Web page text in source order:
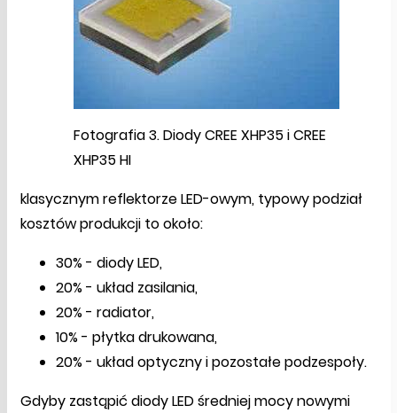
Fotografia 3. Diody CREE XHP35 i CREE
XHP35 HI
klasycznym reflektorze LED-owym, typowy podział
kosztów produkcji to około:
30% - diody LED,
20% - układ zasilania,
20% - radiator,
10% - płytka drukowana,
20% - układ optyczny i pozostałe podzespoły.
Gdyby zastąpić diody LED średniej mocy nowymi